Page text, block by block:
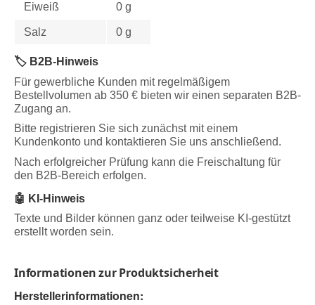
Eiweiß 0 g
Salz 0 g
🏷️ B2B-Hinweis
Für gewerbliche Kunden mit regelmäßigem
Bestellvolumen ab 350 € bieten wir einen separaten B2B-
Zugang an.
Bitte registrieren Sie sich zunächst mit einem
Kundenkonto und kontaktieren Sie uns anschließend.
Nach erfolgreicher Prüfung kann die Freischaltung für
den B2B-Bereich erfolgen.
🤖 KI-Hinweis
Texte und Bilder können ganz oder teilweise KI-gestützt
erstellt worden sein.
Informationen zur Produktsicherheit
Herstellerinformationen: